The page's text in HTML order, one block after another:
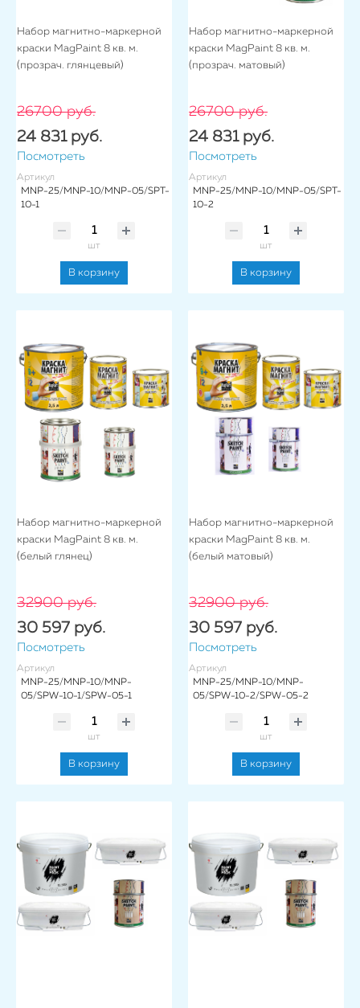
Набор магнитно-маркерной
краски MagPaint 8 кв. м.
(прозрач. глянцевый)
26700 руб.
24 831 руб.
Посмотреть
Артикул
MNP-25/MNP-10/MNP-05/SPT-
10-1
шт
В корзину
Набор магнитно-маркерной
краски MagPaint 8 кв. м.
(прозрач. матовый)
26700 руб.
24 831 руб.
Посмотреть
Артикул
MNP-25/MNP-10/MNP-05/SPT-
10-2
шт
В корзину
Набор магнитно-маркерной
краски MagPaint 8 кв. м.
(белый глянец)
32900 руб.
30 597 руб.
Посмотреть
Артикул
MNP-25/MNP-10/MNP-
05/SPW-10-1/SPW-05-1
шт
В корзину
Набор магнитно-маркерной
краски MagPaint 8 кв. м.
(белый матовый)
32900 руб.
30 597 руб.
Посмотреть
Артикул
MNP-25/MNP-10/MNP-
05/SPW-10-2/SPW-05-2
шт
В корзину